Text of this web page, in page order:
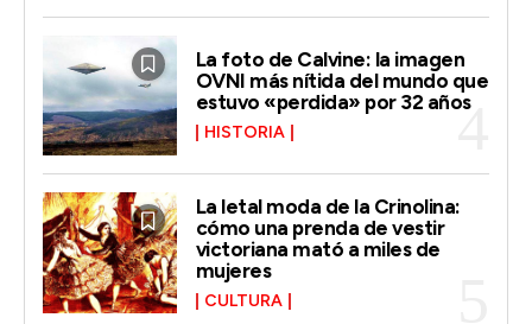
La foto de Calvine: la imagen
OVNI más nítida del mundo que
estuvo «perdida» por 32 años
HISTORIA
La letal moda de la Crinolina:
cómo una prenda de vestir
victoriana mató a miles de
mujeres
CULTURA